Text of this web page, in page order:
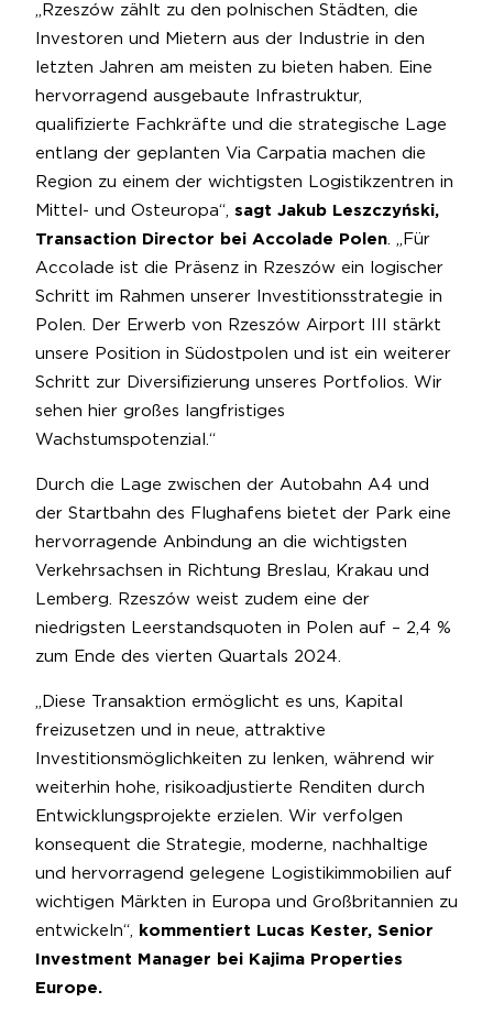
„Rzeszów zählt zu den polnischen Städten, die
Investoren und Mietern aus der Industrie in den
letzten Jahren am meisten zu bieten haben. Eine
hervorragend ausgebaute Infrastruktur,
qualifizierte Fachkräfte und die strategische Lage
entlang der geplanten Via Carpatia machen die
Region zu einem der wichtigsten Logistikzentren in
Mittel- und Osteuropa“, sagt Jakub Leszczyński,
Transaction Director bei Accolade Polen . „Für
Accolade ist die Präsenz in Rzeszów ein logischer
Schritt im Rahmen unserer Investitionsstrategie in
Polen. Der Erwerb von Rzeszów Airport III stärkt
unsere Position in Südostpolen und ist ein weiterer
Schritt zur Diversifizierung unseres Portfolios. Wir
sehen hier großes langfristiges
Wachstumspotenzial.“
Durch die Lage zwischen der Autobahn A4 und
der Startbahn des Flughafens bietet der Park eine
hervorragende Anbindung an die wichtigsten
Verkehrsachsen in Richtung Breslau, Krakau und
Lemberg. Rzeszów weist zudem eine der
niedrigsten Leerstandsquoten in Polen auf – 2,4 %
zum Ende des vierten Quartals 2024.
„Diese Transaktion ermöglicht es uns, Kapital
freizusetzen und in neue, attraktive
Investitionsmöglichkeiten zu lenken, während wir
weiterhin hohe, risikoadjustierte Renditen durch
Entwicklungsprojekte erzielen. Wir verfolgen
konsequent die Strategie, moderne, nachhaltige
und hervorragend gelegene Logistikimmobilien auf
wichtigen Märkten in Europa und Großbritannien zu
entwickeln“,
kommentiert Lucas Kester, Senior
Investment Manager bei Kajima Properties
Europe.